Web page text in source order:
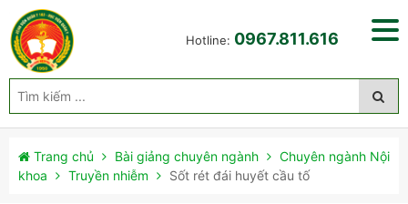
Hotline: 0967.811.616
Trang chủ Bài giảng chuyên ngành
Chuyên ngành Nội
khoa
Truyền nhiễm Sốt rét đái huyết cầu tố